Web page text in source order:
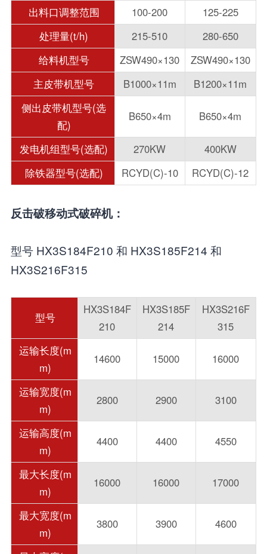
出料口调整范围
100-200
125-225
处理量(t/h)
215-510
280-650
给料机型号
ZSW490×130
ZSW490×130
主皮带机型号
B1000×11m
B1200×11m
侧出皮带机型号(选
配)
B650×4m B650×4m
发电机组型号(选配) 270KW
400KW
除铁器型号(选配)
RCYD(C)-10 RCYD(C)-12
反击破移动式破碎机：
型号 HX3S184F210 和 HX3S185F214 和
HX3S216F315
型号
HX3S184F
210
HX3S185F
214
HX3S216F
315
运输长度(m
m)
14600 15000 16000
运输宽度(m
m)
2800 2900 3100
运输高度(m
m)
4400 4400 4550
最大长度(m
m)
16000 16000 17000
最大宽度(m
m)
3800 3900 4600